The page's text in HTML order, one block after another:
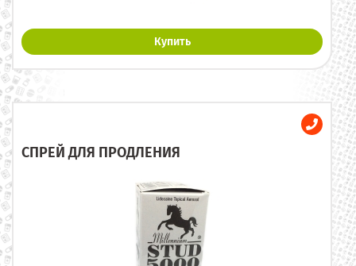
Купить
СПРЕЙ ДЛЯ ПРОДЛЕНИЯ